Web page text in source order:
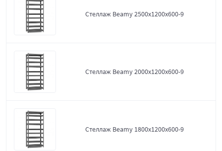
Стеллаж Beamy 2500x1200x600-9
Стеллаж Beamy 2000x1200x600-9
Стеллаж Beamy 1800x1200x600-9